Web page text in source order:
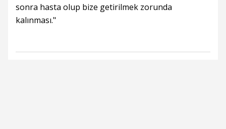
sonra hasta olup bize getirilmek zorunda
kalınması."